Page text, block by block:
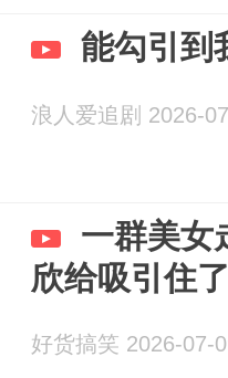
能勾引到
浪人爱追剧 2026-
一群美女
欣给吸引住
好货搞笑 2026-07-